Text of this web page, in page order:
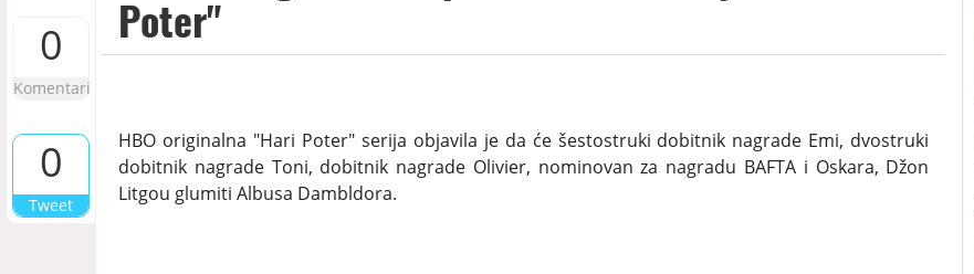
0
Komentari
0
Tweet
Poter"
HBO originalna "Hari Poter" serija objavila je da će šestostruki dobitnik nagrade Emi, dvostruki
dobitnik nagrade Toni, dobitnik nagrade Olivier, nominovan za nagradu BAFTA i Oskara, Džon
Litgou glumiti Albusa Dambldora.